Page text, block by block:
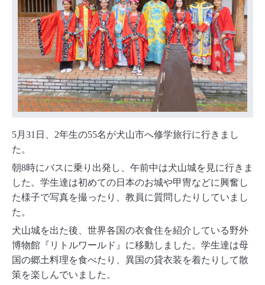
5月31日、2年生の55名が犬山市へ修学旅行に行きまし
た。
朝8時にバスに乗り出発し、 午前中は犬山城を見に行きま
した。学生達は初めての日本のお城や甲冑などに興奮し
た様子で写真を撮ったり、教員に質問したりしていまし
た。
犬山城を出た後、世界各国の衣食住を紹介している野外
博物館『 リトルワールド』に移動しました。学生達は母
国の郷土料理を食べたり、異国の貸衣装を着たりして散
策を楽しんでいました。